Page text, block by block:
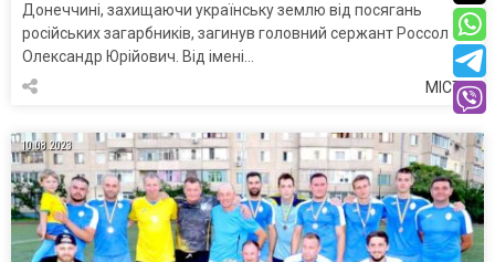
Донеччині, захищаючи українську землю від посягань
російських загарбників, загинув головний сержант Россол
Олександр Юрійович. Від імені…
МІСТО
10.08.2023